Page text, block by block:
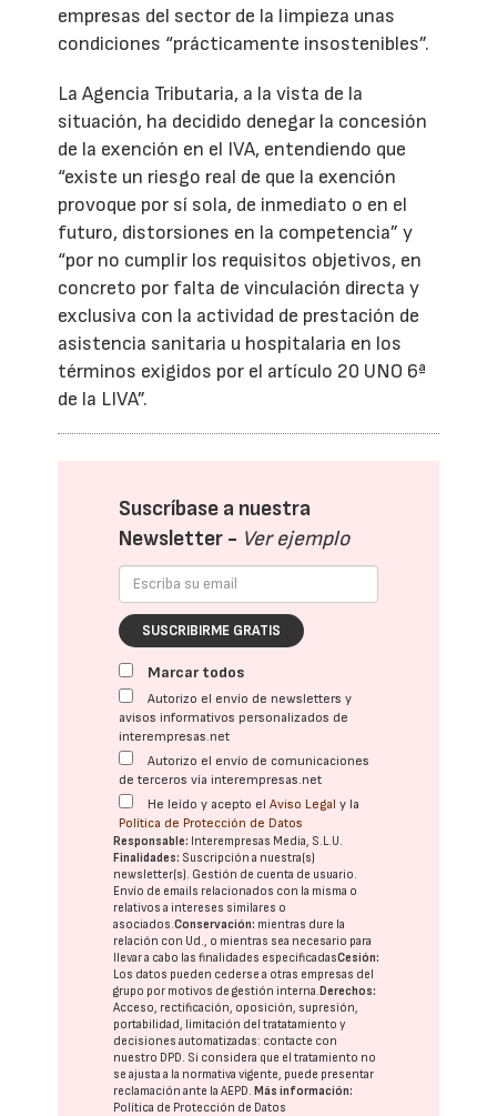
empresas del sector de la limpieza unas
condiciones “prácticamente insostenibles”.
La Agencia Tributaria, a la vista de la
situación, ha decidido denegar la concesión
de la exención en el IVA, entendiendo que
“existe un riesgo real de que la exención
provoque por sí sola, de inmediato o en el
futuro, distorsiones en la competencia” y
“por no cumplir los requisitos objetivos, en
concreto por falta de vinculación directa y
exclusiva con la actividad de prestación de
asistencia sanitaria u hospitalaria en los
términos exigidos por el artículo 20 UNO 6ª
de la LIVA”.
Suscríbase a nuestra
Newsletter - Ver ejemplo
SUSCRIBIRME GRATIS
Marcar todos
Autorizo el envío de newsletters y
avisos informativos personalizados de
interempresas.net
Autorizo el envío de comunicaciones
de terceros vía interempresas.net
He leído y acepto elAviso Legal y la
Política de Protección de Datos
Responsable: Interempresas Media, S.L.U.
Finalidades: Suscripción a nuestra(s)
newsletter(s). Gestión de cuenta de usuario.
Envío de emails relacionados con la misma o
relativos a intereses similares o
asociados.Conservación: mientras dure la
relación con Ud., o mientras sea necesario para
llevar a cabo las finalidades especificadasCesión:
Los datos pueden cederse a otras empresas del
grupo por motivos de gestión interna.Derechos:
Acceso, rectificación, oposición, supresión,
portabilidad, limitación del tratatamiento y
decisiones automatizadas: contacte con
nuestro DPD. Si considera que el tratamiento no
se ajusta a la normativa vigente, puede presentar
reclamación ante laAEPD.Más información:
Política de Protección de Datos